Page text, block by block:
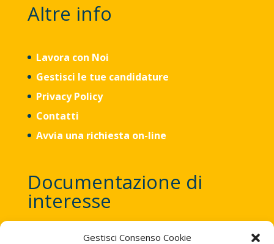
Gestisci Consenso Cookie
Altre info
Lavora con Noi
Gestisci le tue candidature
Privacy Policy
Contatti
Avvia una richiesta on-line
Documentazione di
interesse